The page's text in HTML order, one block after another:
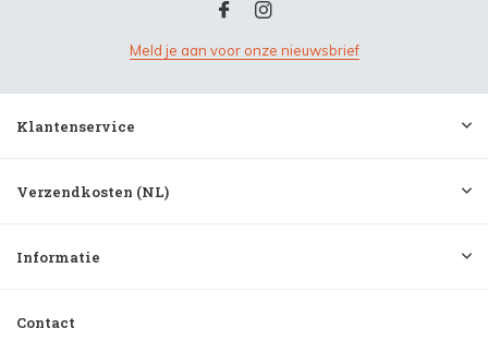
Meld je aan voor onze nieuwsbrief
Klantenservice
Verzendkosten (NL)
Informatie
Contact